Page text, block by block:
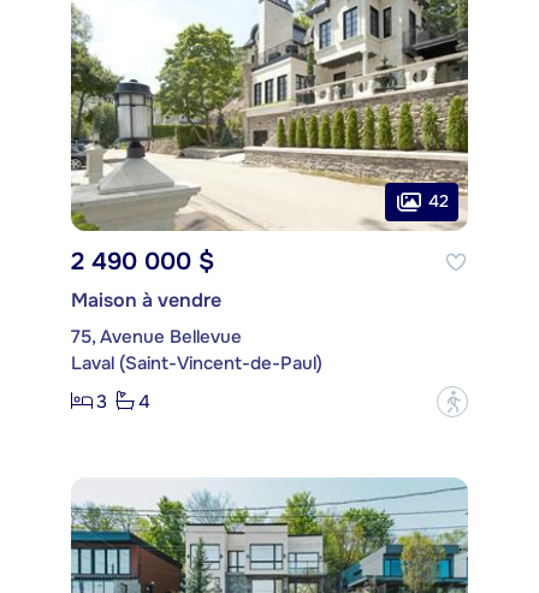
42
2 490 000 $
Maison à vendre
75, Avenue Bellevue
Laval (Saint-Vincent-de-Paul)
3
4 ?